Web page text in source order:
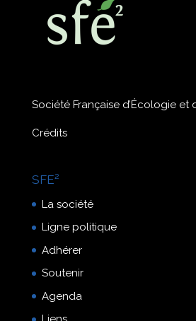
Société Française d’Écologie et
Crédits
SFE²
La société
Ligne politique
Adhérer
Soutenir
Agenda